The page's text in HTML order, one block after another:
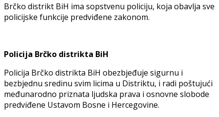
Brčko distrikt BiH ima sopstvenu policiju, koja obavlja sve
policijske funkcije predviđene zakonom.
Policija Brčko distrikta BiH
Policija Brčko distrikta BiH obezbjeđuje sigurnu i
bezbjednu sredinu svim licima u Distriktu, i radi poštujući
međunarodno priznata ljudska prava i osnovne slobode
predviđene Ustavom Bosne i Hercegovine.